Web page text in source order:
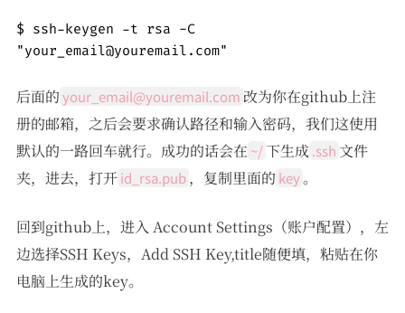
$ ssh-keygen -t rsa -C
"your_email@youremail.com"
后面的your_email@youremail.com 改为你在github上注
册的邮箱，之后会要求确认路径和输入密码，我们这使用
默认的一路回车就行。成功的话会在 ~/下生成 .ssh 文件
夹，进去，打开id_rsa.pub，复制里面的 key。
回到github上，进入 Account Settings（账户配置），左
边选择SSH Keys，Add SSH Key,title随便填，粘贴在你
电脑上生成的key。